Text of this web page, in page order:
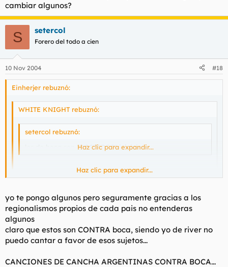
cambiar algunos?
S setercol
Forero del todo a cien
10 Nov 2004 #18
Einherjer rebuznó:
WHITE KNIGHT rebuznó:
setercol rebuznó:
los de boca son "BOSTEROS" jajajaja
Haz clic para expandir...
Ten cuidado que eninherher te quiere poner la cloaca
Desagradable eres!
y para el chico simpático, sabes alguna canción de los bosteros
esos???
Haz clic para expandir...
yo te pongo algunos pero seguramente gracias a los
regionalismos propios de cada pais no entenderas
algunos
claro que estos son CONTRA boca, siendo yo de river no
puedo cantar a favor de esos sujetos...
CANCIONES DE CANCHA ARGENTINAS CONTRA BOCA...